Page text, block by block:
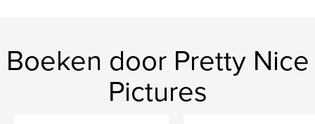
Boeken door Pretty Nice
Pictures